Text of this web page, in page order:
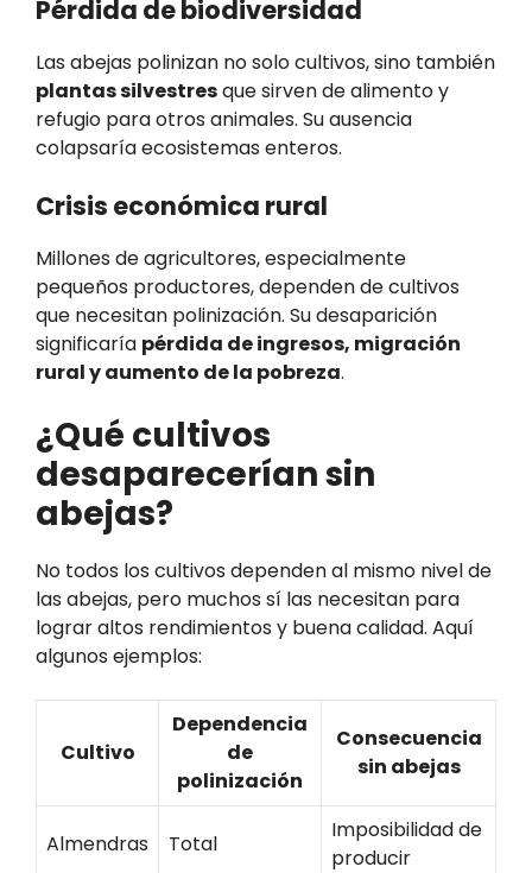
Pérdida de biodiversidad
Las abejas polinizan no solo cultivos, sino también
plantas silvestresque sirven de alimento y
refugio para otros animales. Su ausencia
colapsaría ecosistemas enteros.
Crisis económica rural
Millones de agricultores, especialmente
pequeños productores, dependen de cultivos
que necesitan polinización. Su desaparición
significaría pérdida de ingresos, migración
rural y aumento de la pobreza.
¿Qué cultivos
desaparecerían sin
abejas?
No todos los cultivos dependen al mismo nivel de
las abejas, pero muchos sí las necesitan para
lograr altos rendimientos y buena calidad. Aquí
algunos ejemplos:
Cultivo
Dependencia
de
polinización
Consecuencia
sin abejas
Almendras Total
Imposibilidad de
producir